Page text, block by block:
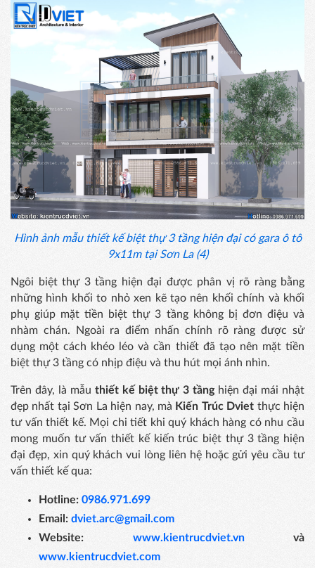
Hình ảnh mẫu thiết kế biệt thự 3 tầng hiện đại có gara ô tô
9x11m tại Sơn La (4)
Ngôi biệt thự 3 tầng hiện đại được phân vị rõ ràng bằng
những hình khối to nhỏ xen kẽ tạo nên khối chính và khối
phụ giúp mặt tiền biệt thự 3 tầng không bị đơn điệu và
nhàm chán. Ngoài ra điểm nhấn chính rõ ràng được sử
dụng một cách khéo léo và cần thiết đã tạo nên mặt tiền
biệt thự 3 tầng có nhịp điệu và thu hút mọi ánh nhìn.
Trên đây, là mẫu thiết kế biệt thự 3 tầnghiện đại mái nhật
đẹp nhất tại Sơn La hiện nay, mà Kiến Trúc Dviet thực hiện
tư vấn thiết kế. Mọi chi tiết khi quý khách hàng có nhu cầu
mong muốn tư vấn thiết kế kiến trúc biệt thự 3 tầng hiện
đại đẹp, xin quý khách vui lòng liên hệ hoặc gửi yêu cầu tư
vấn thiết kế qua:
Hotline: 0986.971.699
Email: dviet.arc@gmail.com
Website: www.kientrucdviet.vnvà
www.kientrucdviet.com